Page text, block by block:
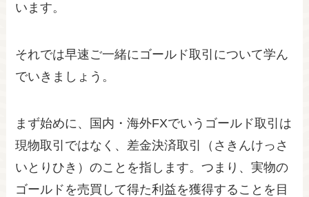
います。
それでは早速ご一緒にゴールド取引について学ん
でいきましょう。
まず始めに、国内・海外FXでいうゴールド取引は
現物取引ではなく、差金決済取引（さきんけっさ
いとりひき）のことを指します。つまり、実物の
ゴールドを売買して得た利益を獲得することを目